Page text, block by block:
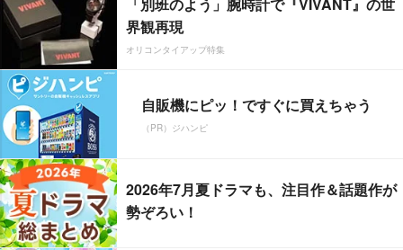
「別班のよう」腕時計で『VIVANT』の世
界観再現
オリコンタイアップ特集
自販機にピッ！ですぐに買えちゃう
（PR）ジハンピ
2026年7月夏ドラマも、注目作＆話題作が
勢ぞろい！